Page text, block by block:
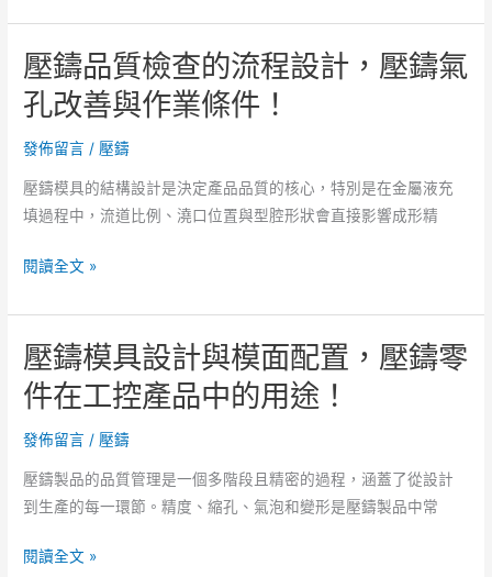
在
穿
戴
設
備
使
工
法
的
壓
力
範！
壓
拔
設
定
如
何
因
應
狀！
壓鑄品質檢查的流程設計，壓鑄氣
孔改善與作業條件！
發佈留言 / 壓鑄
壓鑄模具的結構設計是決定產品品質的核心，特別是在金屬液充
填過程中，流道比例、澆口位置與型腔形狀會直接影響成形精
壓
品
質
檢
查
的
程
設
壓
閱讀全文 »
壓鑄模具設計與模面配置，壓鑄零
件在工控產品中的用途！
發佈留言 / 壓鑄
壓鑄製品的品質管理是一個多階段且精密的過程，涵蓋了從設計
到生產的每一環節。精度、縮孔、氣泡和變形是壓鑄製品中常
壓
閱讀全文 »